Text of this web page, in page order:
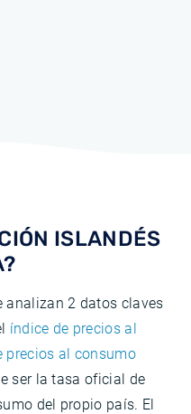
ISLANDÉS
analizan 2 datos claves
índice de precios al
precios al consumo
ser la tasa oficial de
del propio país. El